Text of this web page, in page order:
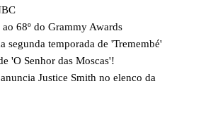
68º do Grammy Awards
segunda temporada de 'Tremembé'
'O Senhor das Moscas'!
Justice Smith no elenco da